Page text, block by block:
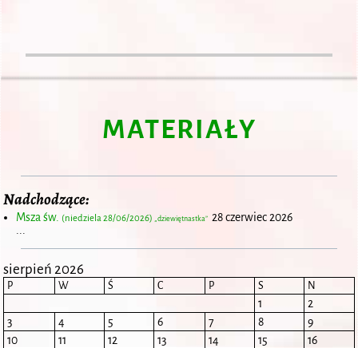
MATERIAŁY
Nadchodzące:
Msza św. (niedziela 28/06/2026) „dziewiętnastka” 28 czerwiec 2026
sierpień 2026
P W Ś C P S N
1
2
3
4 5 6 7 8
9
10
11 12 13 14 15
16